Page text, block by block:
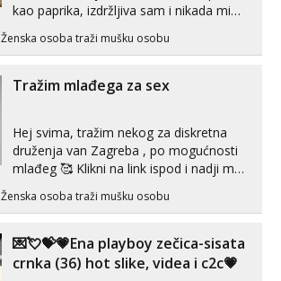
kao paprika, izdržljiva sam i nikada mi
puta dnevno bilo kad i bilo gdje zato se
link ispod i nadji me tamo, cekam te!
Ženska osoba traži mušku osobu
Tražim mlađega za sex
Hej svima, tražim nekog za diskretna
druženja van Zagreba , po mogućnosti
mlađeg 🥰 Klikni na link ispod i nadji me
Ženska osoba traži mušku osobu
💌💘💝💗Ena playboy zečica-sisata
crnka (36) hot slike, videa i c2c💗